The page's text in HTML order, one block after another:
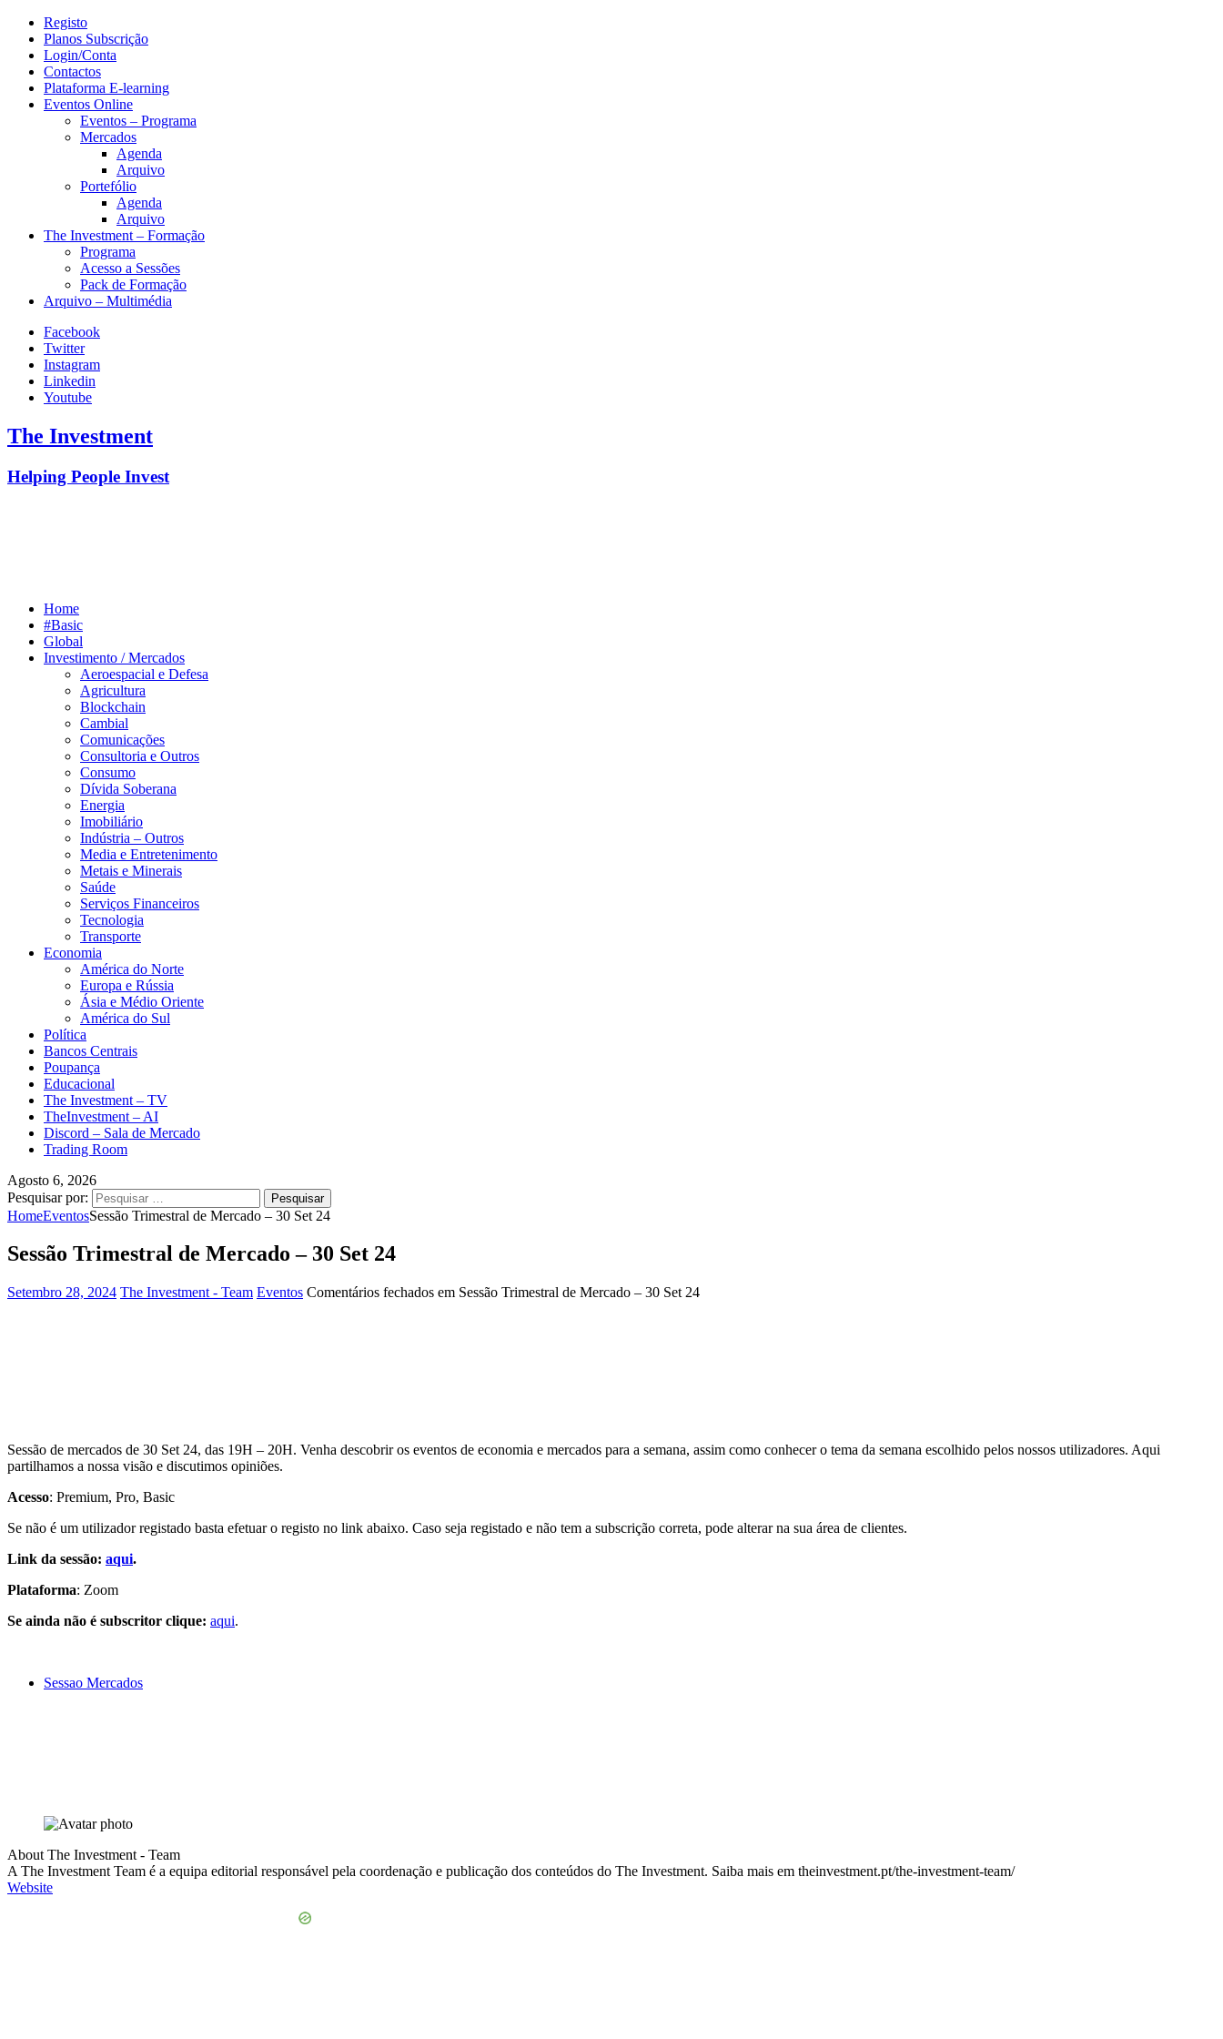
Registo
Planos Subscrição
Login/Conta
Contactos
Plataforma E-learning
Eventos Online
Eventos – Programa
Mercados
Agenda
Arquivo
Portefólio
Agenda
Arquivo
The Investment – Formação
Programa
Acesso a Sessões
Pack de Formação
Arquivo – Multimédia
Facebook
Twitter
Instagram
Linkedin
Youtube
The Investment
Helping People Invest
Home
#Basic
Global
Investimento / Mercados
Aeroespacial e Defesa
Agricultura
Blockchain
Cambial
Comunicações
Consultoria e Outros
Consumo
Dívida Soberana
Energia
Imobiliário
Indústria – Outros
Media e Entretenimento
Metais e Minerais
Saúde
Serviços Financeiros
Tecnologia
Transporte
Economia
América do Norte
Europa e Rússia
Ásia e Médio Oriente
América do Sul
Política
Bancos Centrais
Poupança
Educacional
The Investment – TV
TheInvestment – AI
Discord – Sala de Mercado
Trading Room
Agosto 6, 2026
Pesquisar por:
HomeEventosSessão Trimestral de Mercado – 30 Set 24
Sessão Trimestral de Mercado – 30 Set 24
Setembro 28, 2024 The Investment - Team Eventos Comentários fechados em Sessão Trimestral de Mercado – 30 Set 24
Sessão de mercados de 30 Set 24, das 19H – 20H. Venha descobrir os eventos de economia e mercados para a semana, assim como conhecer o tema da semana escolhido pelos nossos utilizadores. Aqui
partilhamos a nossa visão e discutimos opiniões.
Acesso: Premium, Pro, Basic
Se não é um utilizador registado basta efetuar o registo no link abaixo. Caso seja registado e não tem a subscrição correta, pode alterar na sua área de clientes.
Link da sessão: aqui.
Plataforma: Zoom
Se ainda não é subscritor clique: aqui.
Sessao Mercados
About The Investment - Team
A The Investment Team é a equipa editorial responsável pela coordenação e publicação dos conteúdos do The Investment. Saiba mais em theinvestment.pt/the-investment-team/
Website